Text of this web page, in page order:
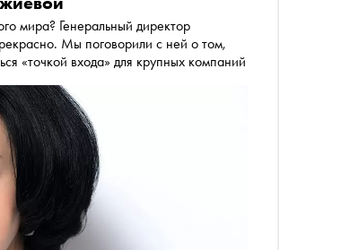
мира? Генеральный директор
Мы поговорили с ней о том,
«точкой входа» для крупных компаний